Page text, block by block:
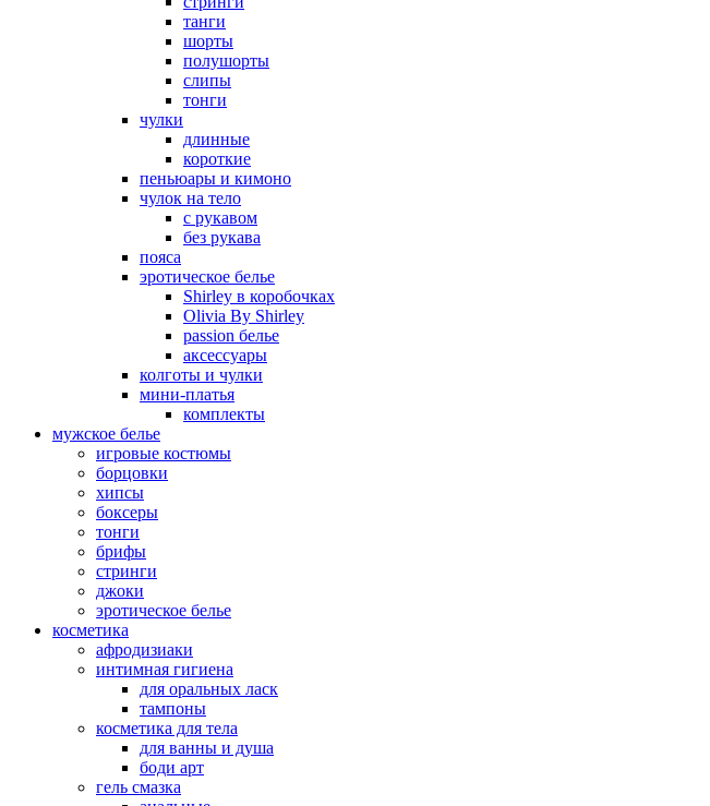
танги
шорты
полушорты
слипы
тонги
чулки
длинные
короткие
пеньюары и кимоно
чулок на тело
с рукавом
без рукава
пояса
эротическое белье
Shirley в коробочках
Olivia By Shirley
passion белье
аксессуары
колготы и чулки
мини-платья
комплекты
мужское белье
игровые костюмы
борцовки
хипсы
боксеры
тонги
брифы
стринги
джоки
эротическое белье
косметика
афродизиаки
интимная гигиена
для оральных ласк
тампоны
косметика для тела
для ванны и душа
боди арт
гель смазка